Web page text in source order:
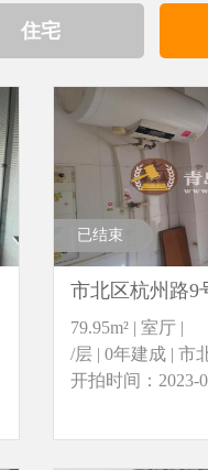
住宅
已结束
市北区杭州路9
79.95m² | 室厅 |
/层 | 0年建成 | 市
开拍时间：2023-